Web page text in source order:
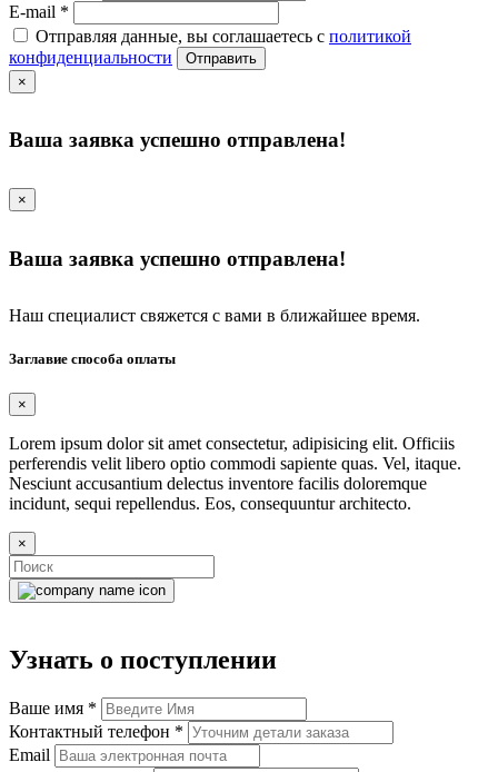
E-mail *
Отправляя данные, вы соглашаетесь с политикой
конфиденциальности
Отправить
×
Ваша заявка успешно отправлена!
×
Ваша заявка успешно отправлена!
Наш специалист свяжется с вами в ближайшее время.
Заглавие способа оплаты
×
Lorem ipsum dolor sit amet consectetur, adipisicing elit. Officiis
perferendis velit libero optio commodi sapiente quas. Vel, itaque.
Nesciunt accusantium delectus inventore facilis doloremque
incidunt, sequi repellendus. Eos, consequuntur architecto.
×
Узнать о поступлении
Ваше имя *
Контактный телефон *
Email